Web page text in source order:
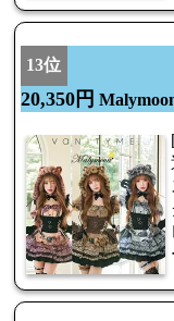
13位
20,350円